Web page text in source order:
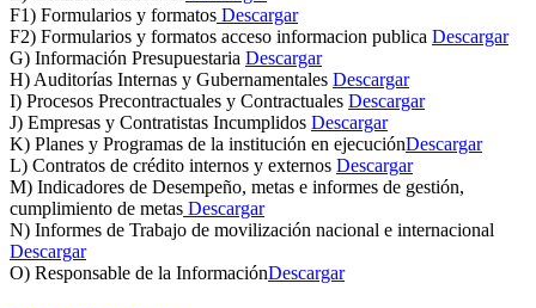
F1) Formularios y formatos Descargar
F2) Formularios y formatos acceso informacion publica Descargar
G) Información Presupuestaria Descargar
H) Auditorías Internas y Gubernamentales Descargar
I) Procesos Precontractuales y Contractuales Descargar
J) Empresas y Contratistas Incumplidos Descargar
K) Planes y Programas de la institución en ejecuciónDescargar
L) Contratos de crédito internos y externos Descargar
M) Indicadores de Desempeño, metas e informes de gestión,
cumplimiento de metas Descargar
N) Informes de Trabajo de movilización nacional e internacional
Descargar
O) Responsable de la InformaciónDescargar